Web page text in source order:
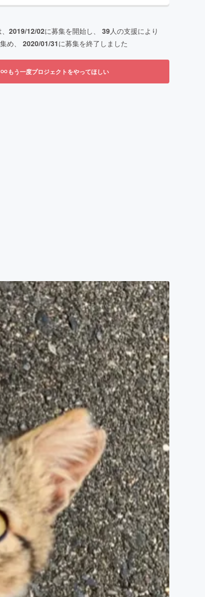
2019/12/02に募集を開始し、 39人の支援により
め、 2020/01/31に募集を終了しました
もう一度プロジェクトをやってほしい